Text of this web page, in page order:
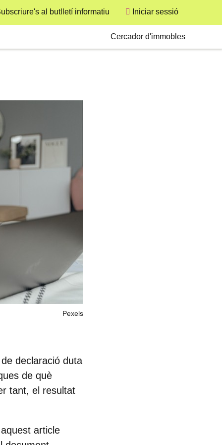
al butlletí informatiu
User
Iniciar sessió
Cercador d'immobles
Pexels
declaració duta
de què
tant, el resultat
article